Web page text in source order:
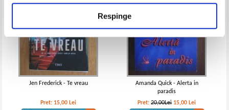
Respinge
Jen Frederick - Te vreau
Pret: 15,00 Lei
Amanda Quick - Alerta in
paradis
Pret:20,00Lei 15,00 Lei